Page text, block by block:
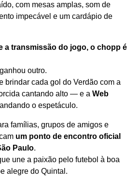
com mesas amplas, som de
impecável e um cardápio de
a transmissão do jogo, o chopp é
outro.
brindar cada gol do Verdão com a
cantando alto — e a Web
o espetáculo.
famílias, grupos de amigos e
um ponto de encontro oficial
Paulo.
une a paixão pelo futebol à boa
alegre do Quintal.